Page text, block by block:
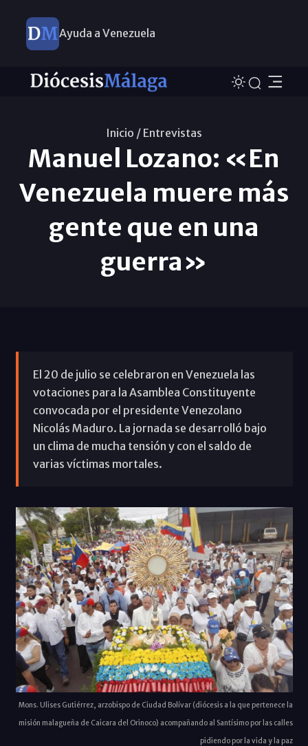
Ayuda a Venezuela
Inicio / Entrevistas
Manuel Lozano: «En
Venezuela muere más
gente que en una
guerra»
El 20 de julio se celebraron en Venezuela las
votaciones para la Asamblea Constituyente
convocada por el presidente Venezolano
Nicolás Maduro. La jornada se desarrolló bajo
un clima de mucha tensión y con el saldo de
varias víctimas mortales.
Mons. Ulises Gutiérrez, arzobispo de Ciudad Bolívar (diócesis a la que pertenece la
misión malagueña de Caicara del Orinoco) acompañando al Santísimo por las calles
pidiendo por la vida y la paz